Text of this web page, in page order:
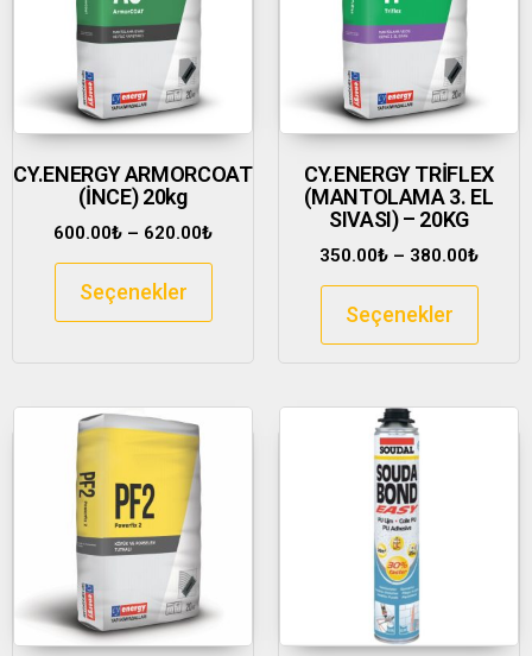
CY.ENERGY ARMORCOAT
(İNCE) 20kg
600.00₺ – 620.00₺
Seçenekler
CY.ENERGY TRİFLEX
(MANTOLAMA 3. EL
SIVASI) – 20KG
350.00₺ – 380.00₺
Seçenekler